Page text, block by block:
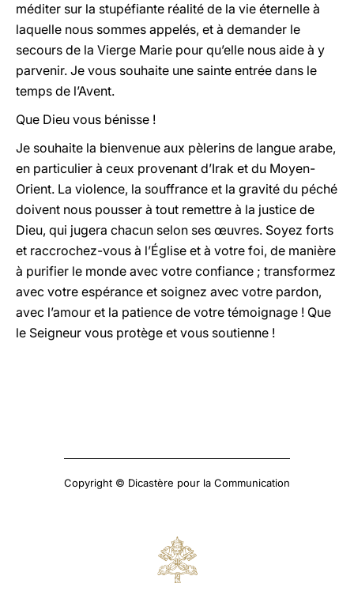
méditer sur la stupéfiante réalité de la vie éternelle à
laquelle nous sommes appelés, et à demander le
secours de la Vierge Marie pour qu’elle nous aide à y
parvenir. Je vous souhaite une sainte entrée dans le
temps de l’Avent.
Que Dieu vous bénisse !
Je souhaite la bienvenue aux pèlerins de langue arabe,
en particulier à ceux provenant d’Irak et du Moyen-
Orient. La violence, la souffrance et la gravité du péché
doivent nous pousser à tout remettre à la justice de
Dieu, qui jugera chacun selon ses œuvres. Soyez forts
et raccrochez-vous à l’Église et à votre foi, de manière
à purifier le monde avec votre confiance ; transformez
avec votre espérance et soignez avec votre pardon,
avec l’amour et la patience de votre témoignage ! Que
le Seigneur vous protège et vous soutienne !
Copyright © Dicastère pour la Communication